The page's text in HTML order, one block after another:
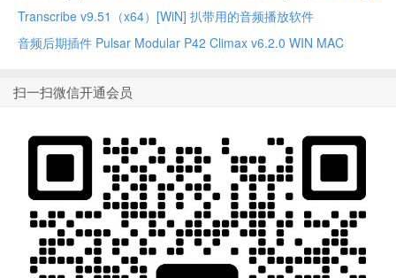
Transcribe v9.51（x64）[WiN] 扒带用的音频播放软件
音频后期插件 Pulsar Modular P42 Climax v6.2.0 WIN MAC
扫一扫微信开通会员